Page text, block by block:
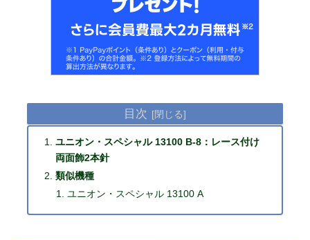
目次
ユニオン・スペシャル 13100 B-8：レース付け
両面飾2本針
類似機種
ユニオン・スペシャル 13100 A